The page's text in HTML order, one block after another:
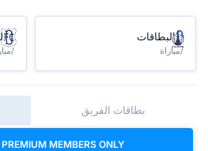
البطاقات
/مباراة /
بطاقات الفريق
MEMBERS ONLY